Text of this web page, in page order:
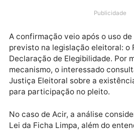
Federal, obteve
base em entendimento
A confirmação veio após o
Declaração de Elegibilidade.
mecanismo, o interessado